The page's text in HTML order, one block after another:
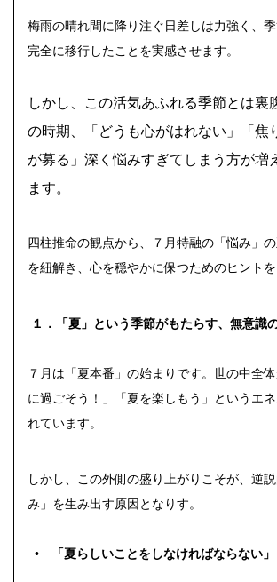
梅雨の晴れ間に降り注ぐ日差しは力強く、
完全に移行したことを実感させます。
しかし、この活気あふれる季節とは裏
の時期、「どうも心がはれない」「焦
が募る」深く悩みすぎてしまう方が増
ます。
四柱推命の観点から、７月特融の「悩み」
を紐解き、心を穏やかに保つためのヒントを
１．「夏」という季節がもたらす、無意識
７月は「夏本番」の始まりです。世の中全
に過ごそう！」「夏を楽しもう」というエ
れています。
しかし、この外側の盛り上がりこそが、逆
み」を生み出す原因となりす。
• 「夏らしいことをしなければならない